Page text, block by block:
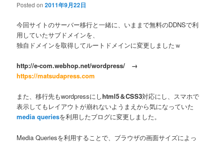
Posted on2011年9月22日
今回サイトのサーバー移行と一緒に、いままで無料のDDNSで利
用していたサブドメインを、
独自ドメインを取得してルートドメインに変更しましたｗ
http://e-com.webhop.net/wordpress/ →
https://matsudapress.com
また、移行先もwordpressにしhtml5＆CSS3対応にし、スマホで
表示してもレイアウトが崩れないようまえから気になっていた
media queriesを利用したブログに変更しました。
Media Queriesを利用することで、ブラウザの画面サイズによっ